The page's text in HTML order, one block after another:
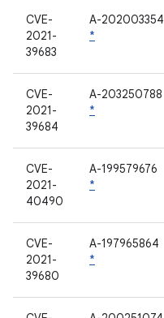
CVE-
2021-
39683
A-202003354
*
CVE-
2021-
39684
A-203250788
*
CVE-
2021-
40490
A-199579676
*
CVE-
2021-
39680
A-197965864
*